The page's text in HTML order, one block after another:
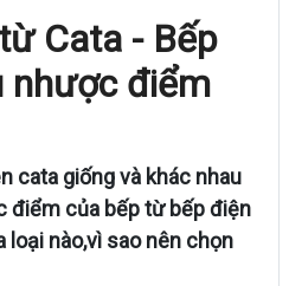
Cata - Bếp
nhược điểm
cata giống và khác nhau
điểm của bếp từ bếp điện
loại nào,vì sao nên chọn